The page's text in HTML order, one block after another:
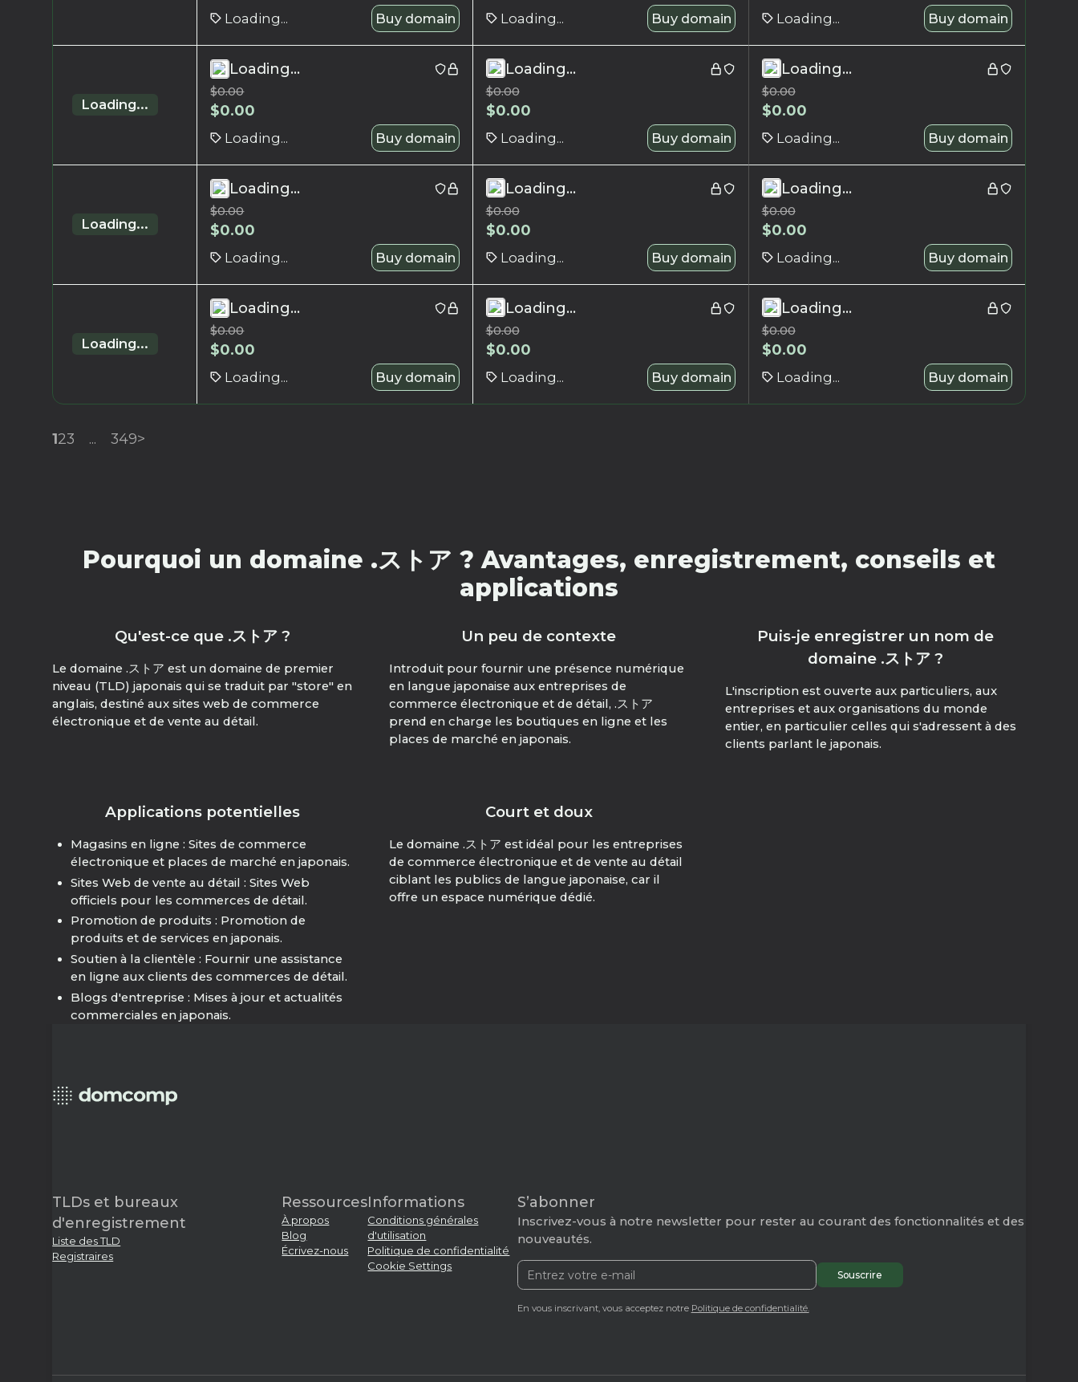
Loading... Buy domain Loading... Buy domain Loading... Buy domain
Loading...
Loading...
$0.00
$0.00
Loading... Buy domain
Loading...
$0.00
$0.00
Loading... Buy domain
Loading...
$0.00
$0.00
Loading... Buy domain
Loading...
Loading...
$0.00
$0.00
Loading... Buy domain
Loading...
$0.00
$0.00
Loading... Buy domain
Loading...
$0.00
$0.00
Loading... Buy domain
Loading...
Loading...
$0.00
$0.00
Loading... Buy domain
Loading...
$0.00
$0.00
Loading... Buy domain
Loading...
$0.00
$0.00
Loading... Buy domain
123 ... 349>
Pourquoi un domaine .ストア ? Avantages, enregistrement, conseils et
applications
Qu'est-ce que .ストア ?
Le domaine .ストア est un domaine de premier
niveau (TLD) japonais qui se traduit par "store" en
anglais, destiné aux sites web de commerce
électronique et de vente au détail.
Un peu de contexte
Introduit pour fournir une présence numérique
en langue japonaise aux entreprises de
commerce électronique et de détail, .ストア
prend en charge les boutiques en ligne et les
places de marché en japonais.
Puis-je enregistrer un nom de
domaine .ストア ?
L'inscription est ouverte aux particuliers, aux
entreprises et aux organisations du monde
entier, en particulier celles qui s'adressent à des
clients parlant le japonais.
Applications potentielles
Magasins en ligne : Sites de commerce
électronique et places de marché en japonais.
Sites Web de vente au détail : Sites Web
officiels pour les commerces de détail.
Promotion de produits : Promotion de
produits et de services en japonais.
Soutien à la clientèle : Fournir une assistance
en ligne aux clients des commerces de détail.
Blogs d'entreprise : Mises à jour et actualités
commerciales en japonais.
Court et doux
Le domaine .ストア est idéal pour les entreprises
de commerce électronique et de vente au détail
ciblant les publics de langue japonaise, car il
offre un espace numérique dédié.
TLDs et bureaux
d'enregistrement
Liste des TLD
Registraires
Ressources
À propos
Blog
Écrivez-nous
Informations
Conditions générales
d'utilisation
Politique de confidentialité
Cookie Settings
S’abonner
Inscrivez-vous à notre newsletter pour rester au courant des fonctionnalités et des
nouveautés.
En vous inscrivant, vous acceptez notre Politique de confidentialité.